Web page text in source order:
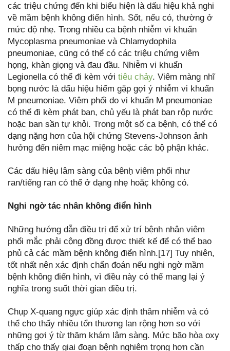
các triệu chứng đến khi biểu hiện là dấu hiệu khả nghi
về mầm bệnh không điển hình. Sốt, nếu có, thường ở
mức độ nhẹ. Trong nhiều ca bệnh nhiễm vi khuẩn
Mycoplasma pneumoniae và Chlamydophila
pneumoniae, cũng có thể có các triệu chứng viêm
họng, khàn giọng và đau đầu. Nhiễm vi khuẩn
Legionella có thể đi kèm với tiêu chảy. Viêm màng nhĩ
bọng nước là dấu hiệu hiếm gặp gợi ý nhiễm vi khuẩn
M pneumoniae. Viêm phổi do vi khuẩn M pneumoniae
có thể đi kèm phát ban, chủ yếu là phát ban rộp nước
hoặc ban sần tự khỏi. Trong một số ca bệnh, có thể có
dạng nặng hơn của hội chứng Stevens-Johnson ảnh
hưởng đến niêm mạc miệng hoặc các bộ phận khác.
Các dấu hiêụ lâm sàng của bênḥ viêm phổi như
ran/tiếng ran có thể ở dạng nhẹ hoăc̣ không có.
Nghi ngờ tác nhân không điển hình
Những hướng dẫn điều trị để xử trí bệnh nhân viêm
phổi mắc phải cộng đồng được thiết kế để có thể bao
phủ cả các mầm bệnh không điển hình.[17] Tuy nhiên,
tốt nhất nên xác định chẩn đoán nếu nghi ngờ mầm
bệnh không điển hình, vì điều này có thể mang lại ý
nghĩa trong suốt thời gian điều trị.
Chụp X-quang ngực giúp xác định thâm nhiễm và có
thể cho thấy nhiều tổn thương lan rộng hơn so với
những gợi ý từ thăm khám lâm sàng. Mức bão hòa oxy
thấp cho thấy giai đoạn bệnh nghiêm trọng hơn cần